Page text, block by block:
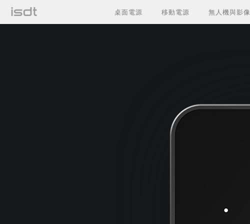
桌面電源 移動電源 無人機與影像